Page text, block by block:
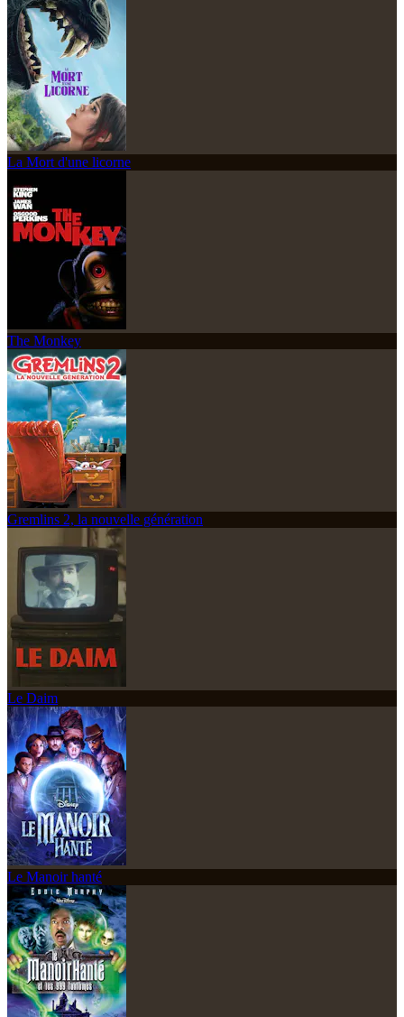
La Mort d'une licorne
The Monkey
Gremlins 2, la nouvelle génération
Le Daim
Le Manoir hanté